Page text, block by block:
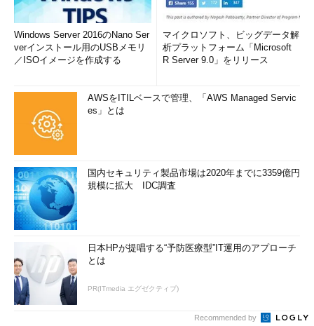
Windows Server 2016のNano Ser
verインストール用のUSBメモリ
／ISOイメージを作成する
マイクロソフト、ビッグデータ解
析プラットフォーム「Microsoft
R Server 9.0」をリリース
AWSをITILベースで管理、「AWS Managed Servic
es」とは
国内セキュリティ製品市場は2020年までに3359億円
規模に拡大 IDC調査
日本HPが提唱する“予防医療型”IT運用のアプローチ
とは
PR(ITmedia エグゼクティブ)
Recommended by